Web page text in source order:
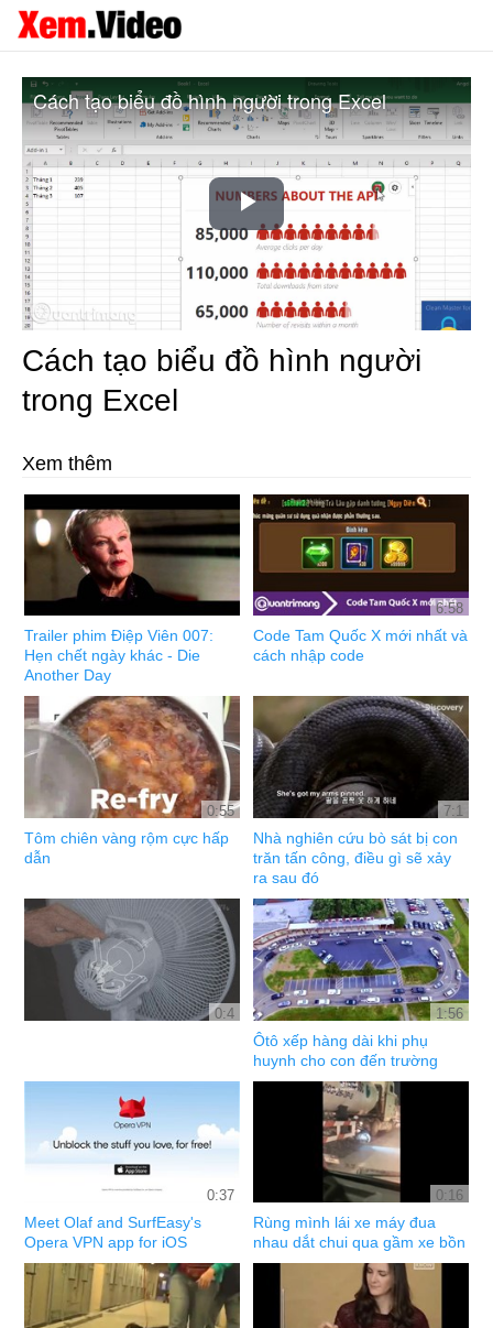
Play
Video
Cách tạo biểu đồ hình người trong Excel
Cách tạo biểu đồ hình người
trong Excel
Xem thêm
Trailer phim Điệp Viên 007:
Hẹn chết ngày khác - Die
Another Day
6:58
Code Tam Quốc X mới nhất và
cách nhập code
0:55
Tôm chiên vàng rộm cực hấp
dẫn
7:1
Nhà nghiên cứu bò sát bị con
trăn tấn công, điều gì sẽ xảy
ra sau đó
0:4 1:56
Ôtô xếp hàng dài khi phụ
huynh cho con đến trường
0:37
Meet Olaf and SurfEasy's
Opera VPN app for iOS
0:16
Rùng mình lái xe máy đua
nhau dắt chui qua gầm xe bồn